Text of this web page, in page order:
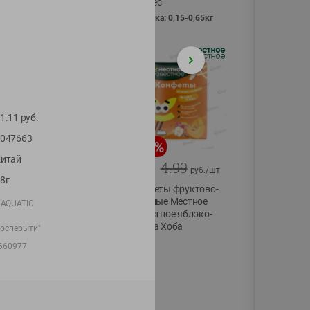
фасовка: 0,15-0,65кг
-13
5.99
копченые
Местное известное
Солигорска п/ф
%
4.99 руб./шт
Конфеты фруктово-
ягодные Местное
известное яблоко-
тыква Хоба
руб.